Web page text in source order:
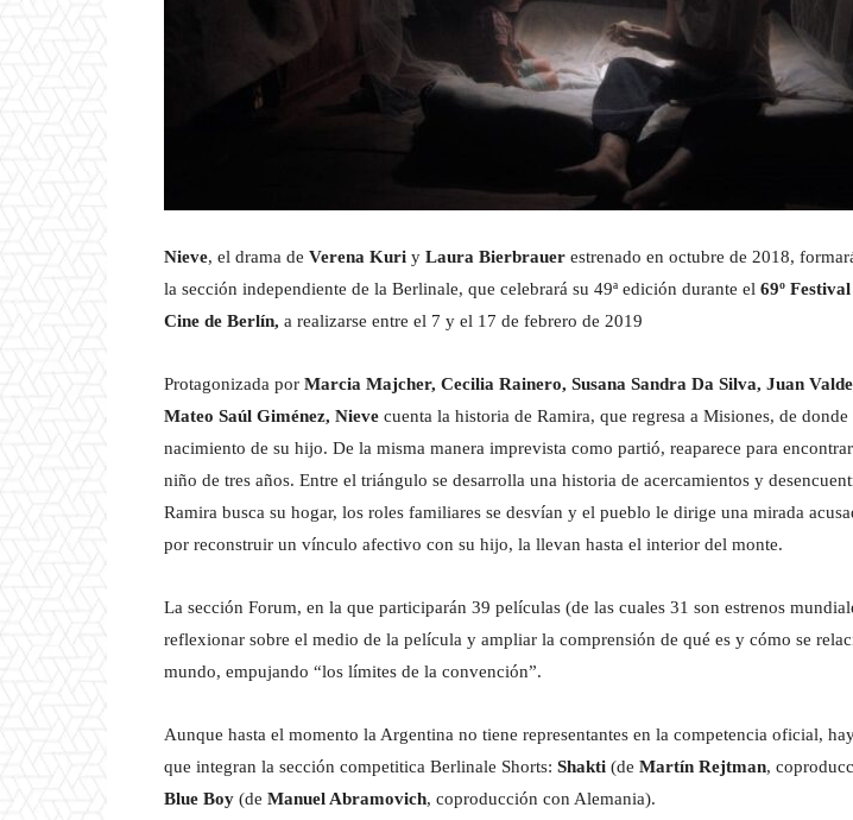
Nieve, el drama de Verena Kuri y Laura Bierbrauer estrenado en octubre de 2018,
la sección independiente de la Berlinale, que celebrará su 49ª edición durante el 69º
Cine de Berlín, a realizarse entre el 7 y el 17 de febrero de 2019
Protagonizada por Marcia Majcher, Cecilia Rainero, Susana Sandra Da Silva, Juan
Mateo Saúl Giménez, Nieve cuenta la historia de Ramira, que regresa a Misiones, de
nacimiento de su hijo. De la misma manera imprevista como partió, reaparece para
niño de tres años. Entre el triángulo se desarrolla una historia de acercamientos y
Ramira busca su hogar, los roles familiares se desvían y el pueblo le dirige una mirada
por reconstruir un vínculo afectivo con su hijo, la llevan hasta el interior del monte.
La sección Forum, en la que participarán 39 películas (de las cuales 31 son estrenos
reflexionar sobre el medio de la película y ampliar la comprensión de qué es y cómo se
mundo, empujando “los límites de la convención”.
Aunque hasta el momento la Argentina no tiene representantes en la competencia oficial,
que integran la sección competitica Berlinale Shorts: Shakti (de Martín Rejtman,
Blue Boy (de Manuel Abramovich, coproducción con Alemania).